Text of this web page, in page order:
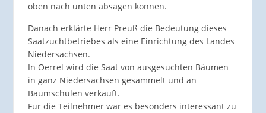
oben nach unten absägen können.
Danach erklärte Herr Preuß die Bedeutung dieses
Saatzuchtbetriebes als eine Einrichtung des Landes
Niedersachsen.
In Oerrel wird die Saat von ausgesuchten Bäumen
in ganz Niedersachsen gesammelt und an
Baumschulen verkauft.
Für die Teilnehmer war es besonders interessant zu